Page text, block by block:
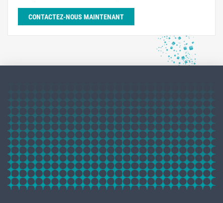
CONTACTEZ-NOUS MAINTENANT